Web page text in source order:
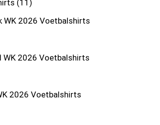
11
WK 2026 Voetbalshirts
WK 2026 Voetbalshirts
2026 Voetbalshirts